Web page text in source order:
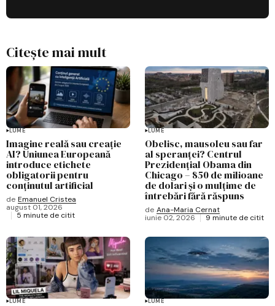
Citește mai mult
LUME
Imagine reală sau creație
AI? Uniunea Europeană
introduce etichete
obligatorii pentru
conținutul artificial
de Emanuel Cristea
august 01, 2026
5 minute de citit
LUME
Obelisc, mausoleu sau far
al speranței? Centrul
Prezidențial Obama din
Chicago – 850 de milioane
de dolari și o mulțime de
întrebări fără răspuns
de Ana-Maria Cernat
iunie 02, 2026
9 minute de citit
LUME LUME